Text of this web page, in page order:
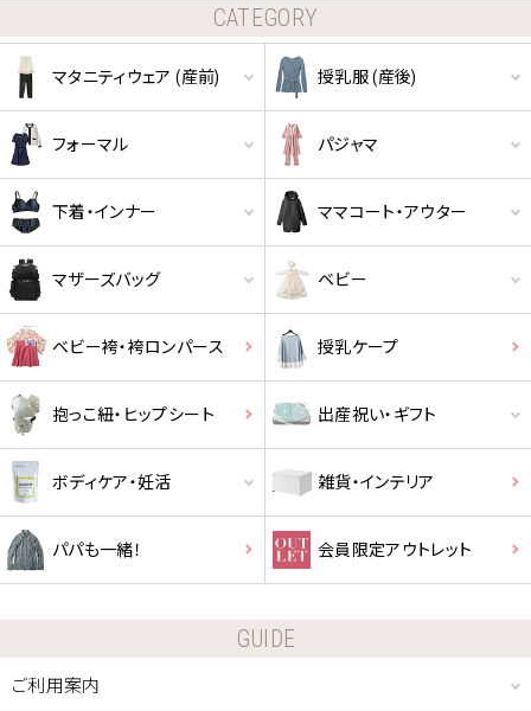
CATEGORY
マタニティウェア (産前) 授乳服 (産後)
フォーマル パジャマ
下着・インナー ママコート・アウター
マザーズバッグ ベビー
ベビー袴・袴ロンパース 授乳ケープ
抱っこ紐・ヒップシート 出産祝い・ギフト
ボディケア・妊活 雑貨・インテリア
パパも一緒！ 会員限定アウトレット
GUIDE
ご利用案内